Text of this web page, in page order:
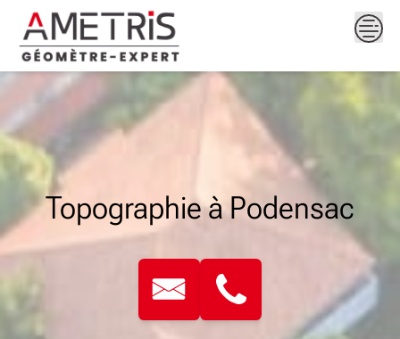
content
Topographie à Podensac